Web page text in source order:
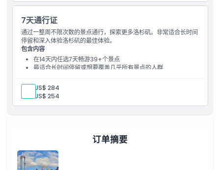
7天通行证
通过一整周不限次数的景点通行，探索更多洛杉矶。非常适合长时间
停留和深入体验洛杉矶的最佳体验。
包含内容
在14天内任选7天畅游39+个景点
最适合长时间停留或想要覆盖几乎所有景点的人群
成人: US$ 284
儿童: US$ 254
订单摘要